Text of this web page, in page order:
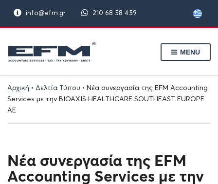
info@efm.gr 210 68 58 459
MENU
Αρχική • Δελτία Τύπου • Νέα συνεργασία της EFM Accounting
Services με την BIOAXIS HEALTHCARE SOUTHEAST EUROPE
ΑΕ
Νέα συνεργασία της EFM
Accounting Services με την